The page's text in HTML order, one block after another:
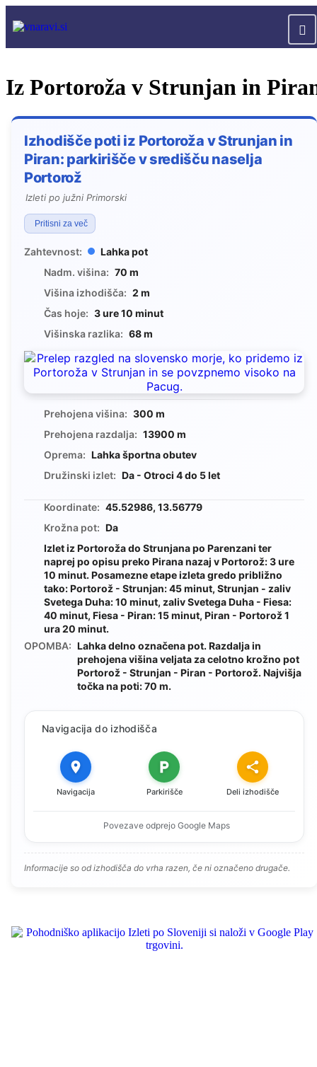
Iz Portoroža v Strunjan in
Izhodišče poti iz Portoroža v Strunjan in
Piran: parkirišče v središču naselja
Portorož
Izleti po južni Primorski
Pritisni za več
Zahtevnost:
Lahka pot
Nadm. višina: 70 m
Višina izhodišča: 2 m
Čas hoje: 3 ure 10 minut
Višinska razlika: 68 m
Prehojena višina: 300 m
Prehojena razdalja: 13900 m
Oprema: Lahka športna obutev
Družinski izlet: Da - Otroci 4 do 5 let
Koordinate: 45.52986, 13.56779
Krožna pot: Da
Izlet iz Portoroža do Strunjana po Parenzani ter
naprej po opisu preko Pirana nazaj v Portorož: 3 ure
10 minut. Posamezne etape izleta gredo približno
tako: Portorož - Strunjan: 45 minut, Strunjan - zaliv
Svetega Duha: 10 minut, zaliv Svetega Duha - Fiesa:
40 minut, Fiesa - Piran: 15 minut, Piran - Portorož 1
ura 20 minut.
OPOMBA: Lahka delno označena pot. Razdalja in
prehojena višina veljata za celotno krožno pot
Portorož - Strunjan - Piran - Portorož. Najvišja
točka na poti: 70 m.
Navigacija do izhodišča
Navigacija Parkirišče Deli izhodišče
Povezave odprejo Google Maps
Informacije so od izhodišča do vrha razen, če ni označeno drugače.